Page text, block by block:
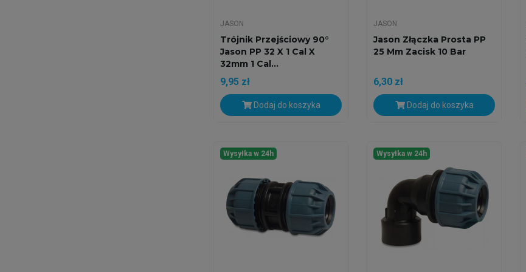
JASON
Trójnik Przejściowy 90°
Jason PP 32 X 1 Cal X
32mm 1 Cal...
9,95 zł
Dodaj do koszyka
JASON
Jason Złączka Prosta PP
25 Mm Zacisk 10 Bar
6,30 zł
Dodaj do koszyka
Wysyłka w 24h Wysyłka w 24h